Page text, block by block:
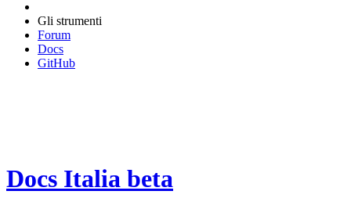
Gli strumenti
Forum
Docs
GitHub
Docs Italia beta